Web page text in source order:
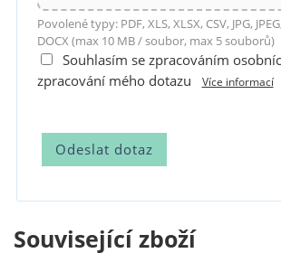
Povolené typy: PDF, XLS, XLSX, CSV, JPG,
DOCX (max 10 MB / soubor, max 5 souborů)
Souhlasím se zpracováním
zpracování mého dotazu
Více informací
Související zboží